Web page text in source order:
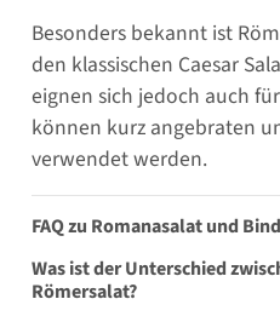
Besonders bekannt ist
den klassischen Caesar
eignen sich jedoch auch
können kurz angebraten
verwendet werden.
FAQ zu Romanasalat und
Was ist der Unterschied
Römersalat?